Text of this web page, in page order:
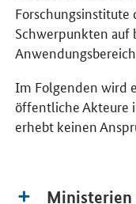
Forschungsinstitute
Schwerpunkten auf
Im Folgenden wird
öffentliche Akteure
erhebt keinen
Ministerien